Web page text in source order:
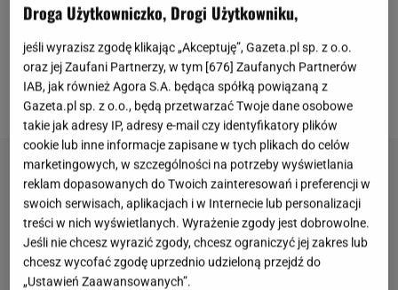
polskich muzyków. Nadchodząca edycja zapowiada
się obiecująco. Będziemy mogli podziwiać nową
trenerkę. Domyślacie się już, kto dołączy do grona
trenerów?
Droga Użytkowniczko, Drogi Użytkowniku,
jeśli wyrazisz zgodę klikając „Akceptuję”, Gazeta.pl sp. z o.o.
oraz jej Zaufani Partnerzy, w tym [676] Zaufanych Partnerów
IAB, jak również Agora S.A. będąca spółką powiązaną z
Gazeta.pl sp. z o.o., będą przetwarzać Twoje dane osobowe
takie jak adresy IP, adresy e-mail czy identyfikatory plików
cookie lub inne informacje zapisane w tych plikach do celów
marketingowych, w szczególności na potrzeby wyświetlania
reklam dopasowanych do Twoich zainteresowań i preferencji w
swoich serwisach, aplikacjach i w Internecie lub personalizacji
treści w nich wyświetlanych. Wyrażenie zgody jest dobrowolne.
Jeśli nie chcesz wyrazić zgody, chcesz ograniczyć jej zakres lub
chcesz wycofać zgodę uprzednio udzieloną przejdź do
„Ustawień Zaawansowanych”.